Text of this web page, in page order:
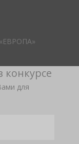
конкурсе
для